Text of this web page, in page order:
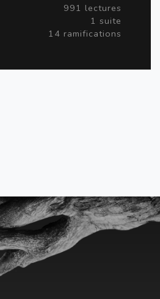
991 lectures
1 suite
14 ramifications